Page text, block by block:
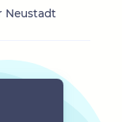
Neustadt